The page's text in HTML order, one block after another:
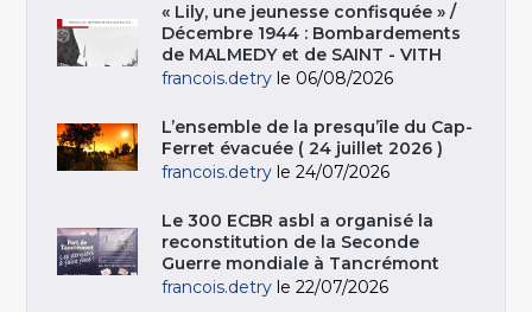
« Lily, une jeunesse confisquée » /
Décembre 1944 : Bombardements
de MALMEDY et de SAINT - VITH
francois.detry le 06/08/2026
L’ensemble de la presqu’île du Cap-
Ferret évacuée ( 24 juillet 2026 )
francois.detry le 24/07/2026
Le 300 ECBR asbl a organisé la
reconstitution de la Seconde
Guerre mondiale à Tancrémont
francois.detry le 22/07/2026